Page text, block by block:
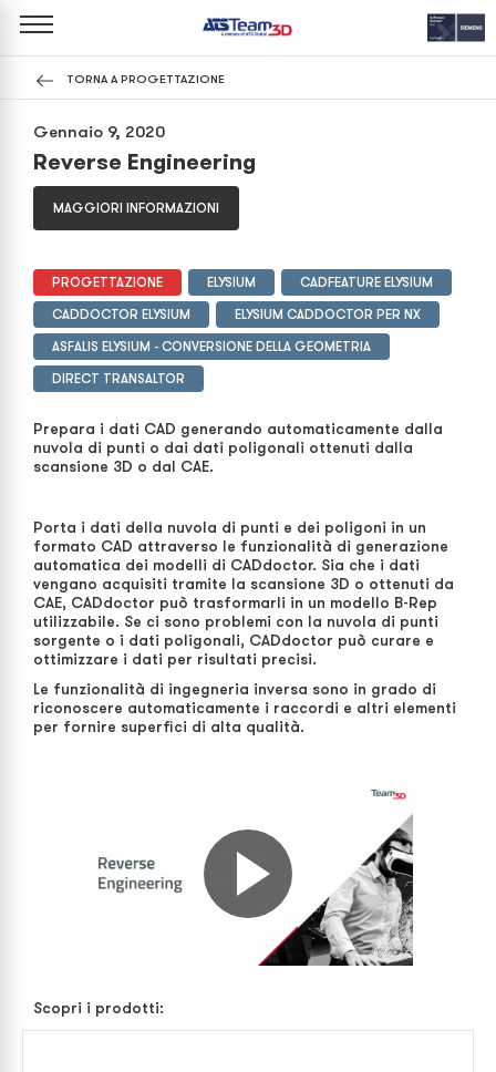
TORNA A PROGETTAZIONE
Gennaio 9, 2020
Reverse Engineering
MAGGIORI INFORMAZIONI
PROGETTAZIONE ELYSIUM
CADFEATURE ELYSIUM
CADDOCTOR ELYSIUM
ELYSIUM CADDOCTOR PER NX
ASFALIS ELYSIUM - CONVERSIONE DELLA GEOMETRIA
DIRECT TRANSALTOR
Prepara i dati CAD generando automaticamente dalla
nuvola di punti o dai dati poligonali ottenuti dalla
scansione 3D o dal CAE.
Porta i dati della nuvola di punti e dei poligoni in un
formato CAD attraverso le funzionalità di generazione
automatica dei modelli di CADdoctor. Sia che i dati
vengano acquisiti tramite la scansione 3D o ottenuti da
CAE, CADdoctor può trasformarli in un modello B-Rep
utilizzabile. Se ci sono problemi con la nuvola di punti
sorgente o i dati poligonali, CADdoctor può curare e
ottimizzare i dati per risultati precisi.
Le funzionalità di ingegneria inversa sono in grado di
riconoscere automaticamente i raccordi e altri elementi
per fornire superfici di alta qualità.
Scopri i prodotti: